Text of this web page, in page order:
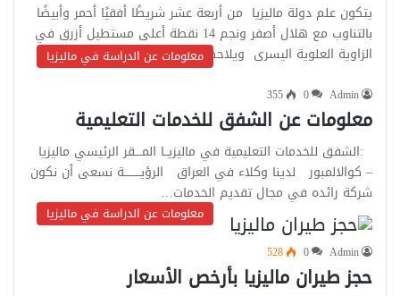
يتكون علم دولة ماليزيا من أربعة عشر شريطًا أفقيًا أحمر وأبيضًا
بالتناوب مع هلال أصفر ونجم 14 نقطة أعلى مستطيل أزرق في
الزاوية العلوية اليسرى ويلاحظ أن…معلومات عن الدراسة في ماليزيا
Admin
0
355
معلومات عن الشفق للخدمات التعليمية
:الشفق للخدمات التعليمية في ماليزيــا المــــقر الرئيسي ماليزيا
– كوالالمبور لدينا وكلاء في العراق الرؤيـــــــــة نسعى أن نكون
شركة رائده في مجال تقديم الخدمات…
معلومات عن الدراسة في ماليزيا
Admin
0
528
حجز طيران ماليزيا بأرخص الأسعار